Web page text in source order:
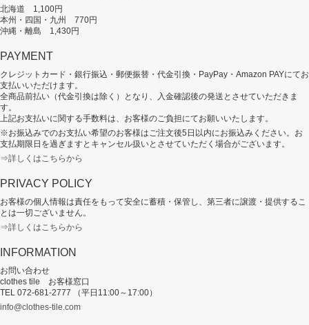
北海道 1,100円
本州・四国・九州 770円
沖縄・離島 1,430円
PAYMENT
クレジットカード・銀行振込・郵便振替・代金引換・PayPay・Amazon PAYにてお
支払いいただけます。
全商品前払い（代金引換は除く）となり、入金確認後の発送とさせていただきま
す。
上記お支払いに関する手数料は、お客様のご負担にてお願いいたします。
※お振込みでのお支払い希望のお客様はご注文後5日以内にお振込みください。お
支払期限日を過ぎますとキャンセル扱いとさせていただく場合がございます。
⇒詳しくはこちらから
PRIVACY POLICY
お客様の個人情報は責任をもって安全に蓄積・保管し、第三者に譲渡・提供するこ
とは一切ございません。
⇒詳しくはこちらから
INFORMATION
お問い合わせ
clothes tile お客様窓口
TEL 072-681-2777 （平日11:00～17:00）
info@clothes-tile.com